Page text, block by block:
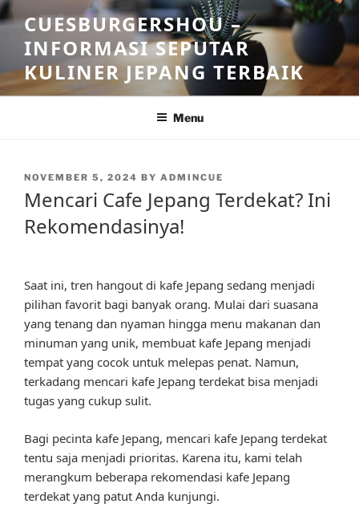
Skip
to
content
CUESBURGERSHOU –
INFORMASI SEPUTAR
KULINER JEPANG TERBAIK
Menu
POSTED
NOVEMBER 5, 2024 BY ADMINCUE
Mencari Cafe Jepang Terdekat? Ini
Rekomendasinya!
Saat ini, tren hangout di kafe Jepang sedang menjadi
pilihan favorit bagi banyak orang. Mulai dari suasana
yang tenang dan nyaman hingga menu makanan dan
minuman yang unik, membuat kafe Jepang menjadi
tempat yang cocok untuk melepas penat. Namun,
terkadang mencari kafe Jepang terdekat bisa menjadi
tugas yang cukup sulit.
Bagi pecinta kafe Jepang, mencari kafe Jepang terdekat
tentu saja menjadi prioritas. Karena itu, kami telah
merangkum beberapa rekomendasi kafe Jepang
terdekat yang patut Anda kunjungi.